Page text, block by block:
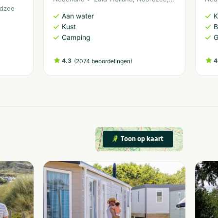
Aan water
Kust
Camping
4.3 (2074 beoordelingen)
Toon op kaart